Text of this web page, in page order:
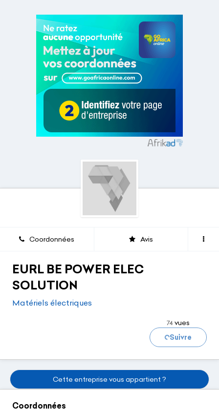
Coordonnées Avis
EURL BE POWER ELEC
SOLUTION
Matériels électriques
74 vues
Chargement... Suivre
Cette entreprise vous appartient ?
Coordonnées